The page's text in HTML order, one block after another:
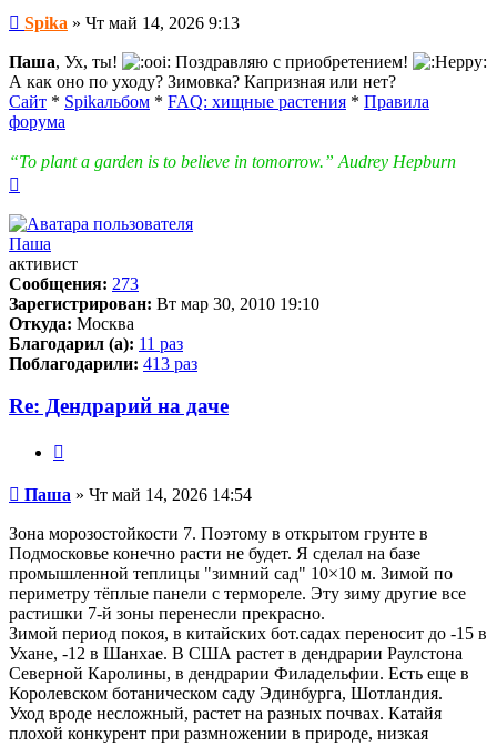
Сообщение
Spika » Чт май 14, 2026 9:13
Паша, Ух, ты!
Поздравляю с приобретением!
А как оно по уходу? Зимовка? Капризная или нет?
Сайт * Spikальбом * FAQ: хищные растения * Правила
форума
“To plant a garden is to believe in tomorrow.” Audrey Hepburn
началу
Паша
активист
Сообщения: 273
Зарегистрирован: Вт мар 30, 2010 19:10
Откуда: Москва
Благодарил (а): 11 раз
Поблагодарили: 413 раз
Re: Дендрарий на даче
Сообщение
Паша » Чт май 14, 2026 14:54
Зона морозостойкости 7. Поэтому в открытом грунте в
Подмосковье конечно расти не будет. Я сделал на базе
промышленной теплицы "зимний сад" 10×10 м. Зимой по
периметру тёплые панели с термореле. Эту зиму другие все
растишки 7-й зоны перенесли прекрасно.
Зимой период покоя, в китайских бот.садах переносит до -15 в
Ухане, -12 в Шанхае. В США растет в дендрарии Раулстона
Северной Каролины, в дендрарии Филадельфии. Есть еще в
Королевском ботаническом саду Эдинбурга, Шотландия.
Уход вроде несложный, растет на разных почвах. Катайя
плохой конкурент при размножении в природе, низкая